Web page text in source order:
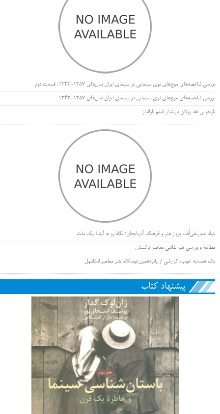
بررسی شاخصه‌های موج‌های نوی سینمایی در سینمای ایران سال‌های 1357-1343، قسمت دوم
بررسی شاخصه‌های موج‌های نوی سینمایی در سینمای ایران سال‌های 1357-1343
بازخوانی نقد رولان بارت از فیلم بارانداز
بنیاد حیدرعلی‌اُف، پرواز هنر و فرهنگ آذربایجان؛ نگاه رو به آیندۀ یک ملت
مطالعه و بررسی هنر نقاشی معاصر پاکستان
یک همسایه خوب، گزارشی از پانزدهمین دوسالانه هنر معاصر استانبول
پیشنهاد کتاب